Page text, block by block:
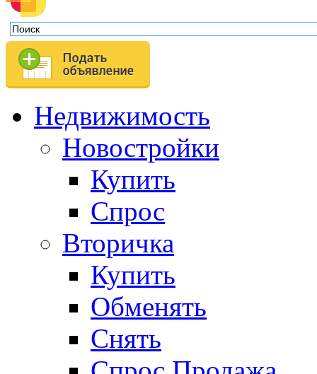
Недвижимость
Новостройки
Купить
Спрос
Вторичка
Купить
Обменять
Снять